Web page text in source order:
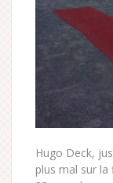
Hugo Deck,
plus mal sur la